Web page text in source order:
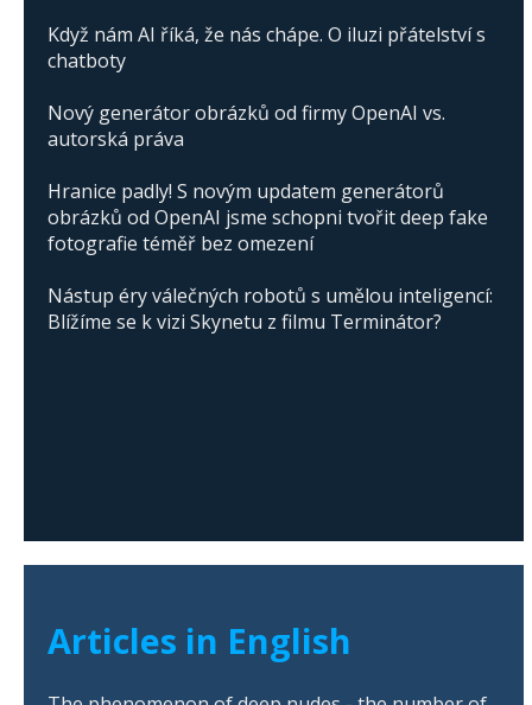
Když nám AI říká, že nás chápe. O iluzi přátelství s
chatboty
Nový generátor obrázků od firmy OpenAI vs.
autorská práva
Hranice padly! S novým updatem generátorů
obrázků od OpenAI jsme schopni tvořit deep fake
fotografie téměř bez omezení
Nástup éry válečných robotů s umělou inteligencí:
Blížíme se k vizi Skynetu z filmu Terminátor?
Articles in English